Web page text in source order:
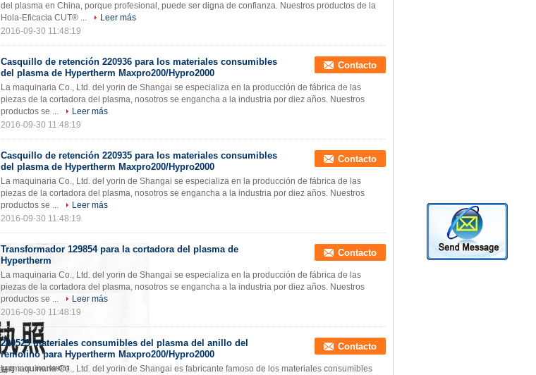
del plasma en China, porque profesional, puede ser digna de confianza. Nuestros productos de la
Hola-Eficacia CUT® ...
Leer más
2016-09-30 11:48:19
Casquillo de retención 220936 para los materiales consumibles
del plasma de Hypertherm Maxpro200/Hypro2000
Contacto
La maquinaria Co., Ltd. del yorin de Shangai se especializa en la producción de fábrica de las
piezas de la cortadora del plasma, nosotros se engancha a la industria por diez años. Nuestros
productos se ...
Leer más
2016-09-30 11:48:19
Casquillo de retención 220935 para los materiales consumibles
del plasma de Hypertherm Maxpro200/Hypro2000
Contacto
La maquinaria Co., Ltd. del yorin de Shangai se especializa en la producción de fábrica de las
piezas de la cortadora del plasma, nosotros se engancha a la industria por diez años. Nuestros
productos se ...
Leer más
2016-09-30 11:48:19
Transformador 129854 para la cortadora del plasma de
Hypertherm
Contacto
La maquinaria Co., Ltd. del yorin de Shangai se especializa en la producción de fábrica de las
piezas de la cortadora del plasma, nosotros se engancha a la industria por diez años. Nuestros
productos se ...
Leer más
2016-09-30 11:48:19
220529 materiales consumibles del plasma del anillo del
remolino para Hypertherm Maxpro200/Hypro2000
Contacto
La maquinaria Co., Ltd. del yorin de Shangai es fabricante famoso de los materiales consumibles